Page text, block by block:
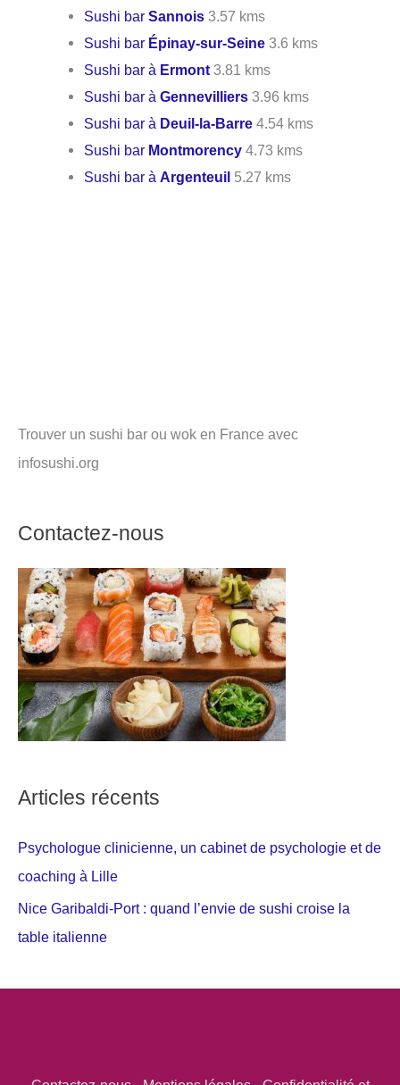
Sushi barSannois 3.57 kms
Sushi bar Épinay-sur-Seine 3.6 kms
Sushi bar à Ermont 3.81 kms
Sushi bar àGennevilliers 3.96 kms
Sushi bar à Deuil-la-Barre 4.54 kms
Sushi bar Montmorency 4.73 kms
Sushi bar àArgenteuil 5.27 kms
Trouver un sushi bar ou wok en France avec
infosushi.org
Contactez-nous
Articles récents
Psychologue clinicienne, un cabinet de psychologie et de
coaching à Lille
Nice Garibaldi-Port : quand l’envie de sushi croise la
table italienne